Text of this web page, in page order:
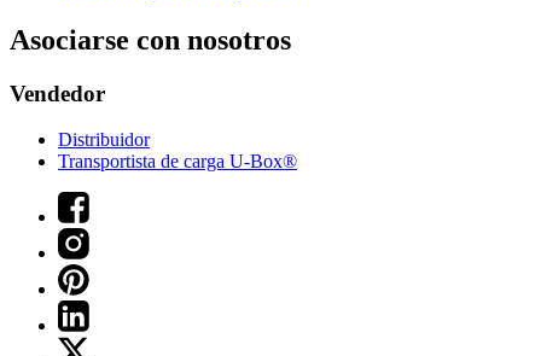
Asociarse con nosotros
Vendedor
Distribuidor
Transportista de carga U-Box®